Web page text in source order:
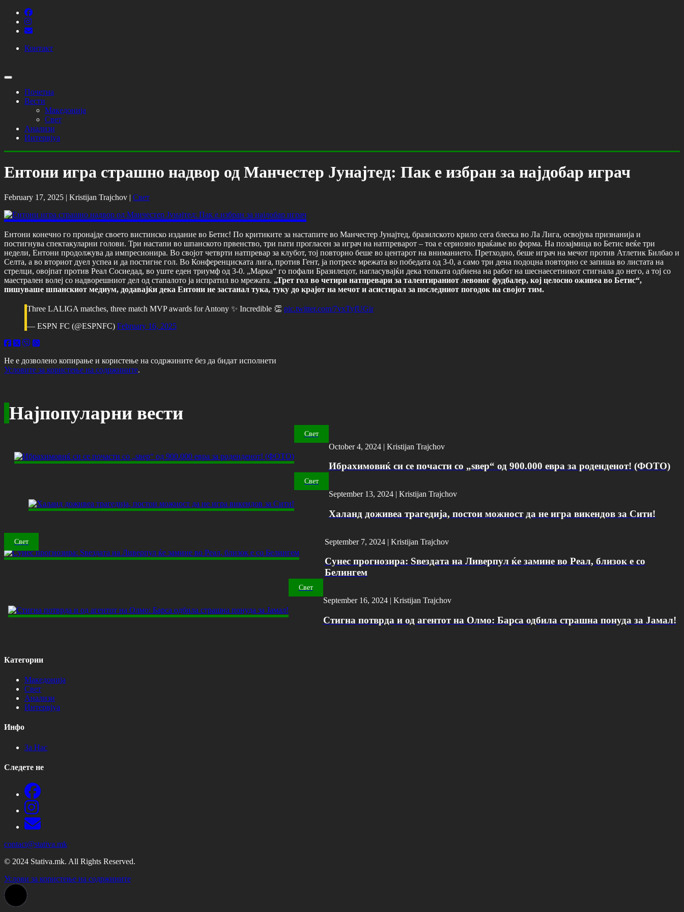
Контакт
Почетна
Вести
Македонија
Свет
Анализи
Интервјуа
Ентони игра страшно надвор од Манчестер Јунајтед: Пак е избран за најдобар играч
February 17, 2025 | Kristijan Trajchov | Свет
Ентони конечно го пронајде своето вистинско издание во Бетис! По критиките за настапите во Манчестер Јунајтед, бразилското крило сега блеска во Ла Лига, освојува признанија и
постигнува спектакуларни голови. Три настапи во шпанското првенство, три пати прогласен за играч на натпреварот – тоа е сериозно враќање во форма. На позајмица во Бетис веќе три
недели, Ентони продолжува да импресионира. Во својот четврти натпревар за клубот, тој повторно беше во центарот на вниманието. Претходно, беше играч на мечот против Атлетик Билбао и
Селта, а во вториот дуел успеа и да постигне гол. Во Конференциската лига, против Гент, ја потресе мрежата во победата од 3-0, а само три дена подоцна повторно се запиша во листата на
стрелци, овојпат против Реал Сосиедад, во уште еден триумф од 3-0. „Марка“ го пофали Бразилецот, нагласувајќи дека топката одбиена на работ на шеснаесетникот стигнала до него, а тој со
маестрален волеј со надворешниот дел од стапалото ја испратил во мрежата. „Трет гол во четири натпревари за талентираниот левоног фудбалер, кој целосно оживеа во Бетис“,
пишуваше шпанскиот медиум, додавајќи дека Ентони не застанал тука, туку до крајот на мечот и асистирал за последниот погодок на својот тим.
Three LALIGA matches, three match MVP awards for Antony ✨ Incredible 👏 pic.twitter.com/7vxTyfUGir
— ESPN FC (@ESPNFC) February 16, 2025
Не е дозволено копирање и користење на содржините без да бидат исполнети
Условите за користење на содржините.
Најпопуларни вести
Свет
October 4, 2024 | Kristijan Trajchov
Ибрахимовиќ си се почасти со „ѕвер“ од 900.000 евра за роденденот! (ФОТО)
Свет
September 13, 2024 | Kristijan Trajchov
Халанд доживеа трагедија, постои можност да не игра викендов за Сити!
Свет September 7, 2024 | Kristijan Trajchov
Сунес прогнозира: Ѕвездата на Ливерпул ќе замине во Реал, близок е со
Белингем
Свет
September 16, 2024 | Kristijan Trajchov
Стигна потврда и од агентот на Олмо: Барса одбила страшна понуда за Јамал!
Категории
Македонија
Свет
Анализи
Интервјуа
Инфо
За Нас
Следете не
contact@stativa.mk
© 2024 Stativa.mk. All Rights Reserved.
Услови за користење на содржините